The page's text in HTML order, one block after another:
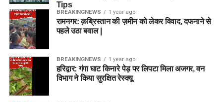
Tips
BREAKINGNEWS 1 year ago
रामनगर: क़ब्रिस्तान की ज़मीन को लेकर विवाद, दफनाने से
पहले उठा बवाल |
BREAKINGNEWS 1 year ago
हरिद्वार: गंगा घाट किनारे पेड़ पर लिपटा मिला अजगर, वन
विभाग ने किया सुरक्षित रेस्क्यू